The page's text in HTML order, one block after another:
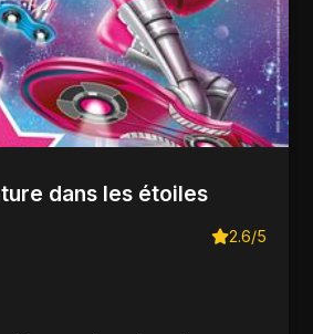
dans les étoiles
2.6/5